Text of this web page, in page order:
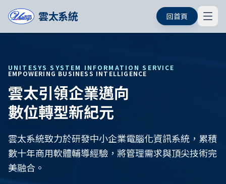
雲太系統 回首頁
UNITESYS SYSTEM INFORMATION SERVICE
EMPOWERING BUSINESS INTELLIGENCE
雲太引領企業邁向
數位轉型新紀元
雲太系統致力於研發中小企業電腦化資訊系統，累積
數十年商用軟體輔導經驗，將管理需求與頂尖技術完
美融合。